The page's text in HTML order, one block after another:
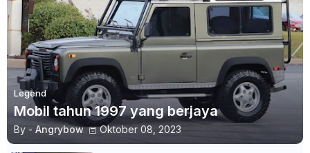
Legend
Mobil tahun 1997 yang berjaya
By - Angrybow Oktober 08, 2023